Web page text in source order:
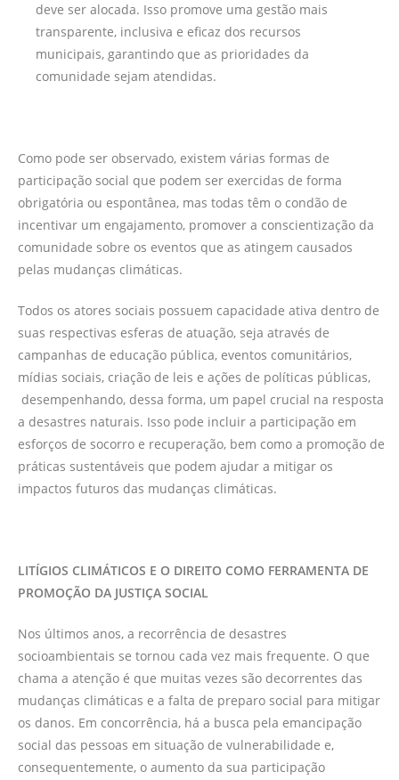
deve ser alocada. Isso promove uma gestão mais
transparente, inclusiva e eficaz dos recursos
municipais, garantindo que as prioridades da
comunidade sejam atendidas.
Como pode ser observado, existem várias formas de
participação social que podem ser exercidas de forma
obrigatória ou espontânea, mas todas têm o condão de
incentivar um engajamento, promover a conscientização da
comunidade sobre os eventos que as atingem causados
pelas mudanças climáticas.
Todos os atores sociais possuem capacidade ativa dentro de
suas respectivas esferas de atuação, seja através de
campanhas de educação pública, eventos comunitários,
mídias sociais, criação de leis e ações de políticas públicas,
desempenhando, dessa forma, um papel crucial na resposta
a desastres naturais. Isso pode incluir a participação em
esforços de socorro e recuperação, bem como a promoção de
práticas sustentáveis que podem ajudar a mitigar os
impactos futuros das mudanças climáticas.
LITÍGIOS CLIMÁTICOS E O DIREITO COMO FERRAMENTA DE
PROMOÇÃO DA JUSTIÇA SOCIAL
Nos últimos anos, a recorrência de desastres
socioambientais se tornou cada vez mais frequente. O que
chama a atenção é que muitas vezes são decorrentes das
mudanças climáticas e a falta de preparo social para mitigar
os danos. Em concorrência, há a busca pela emancipação
social das pessoas em situação de vulnerabilidade e,
consequentemente, o aumento da sua participação